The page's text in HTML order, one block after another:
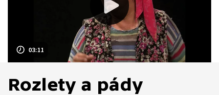
03:11
Rozlety a pády